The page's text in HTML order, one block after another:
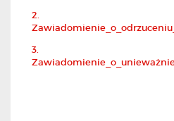
2.
3.